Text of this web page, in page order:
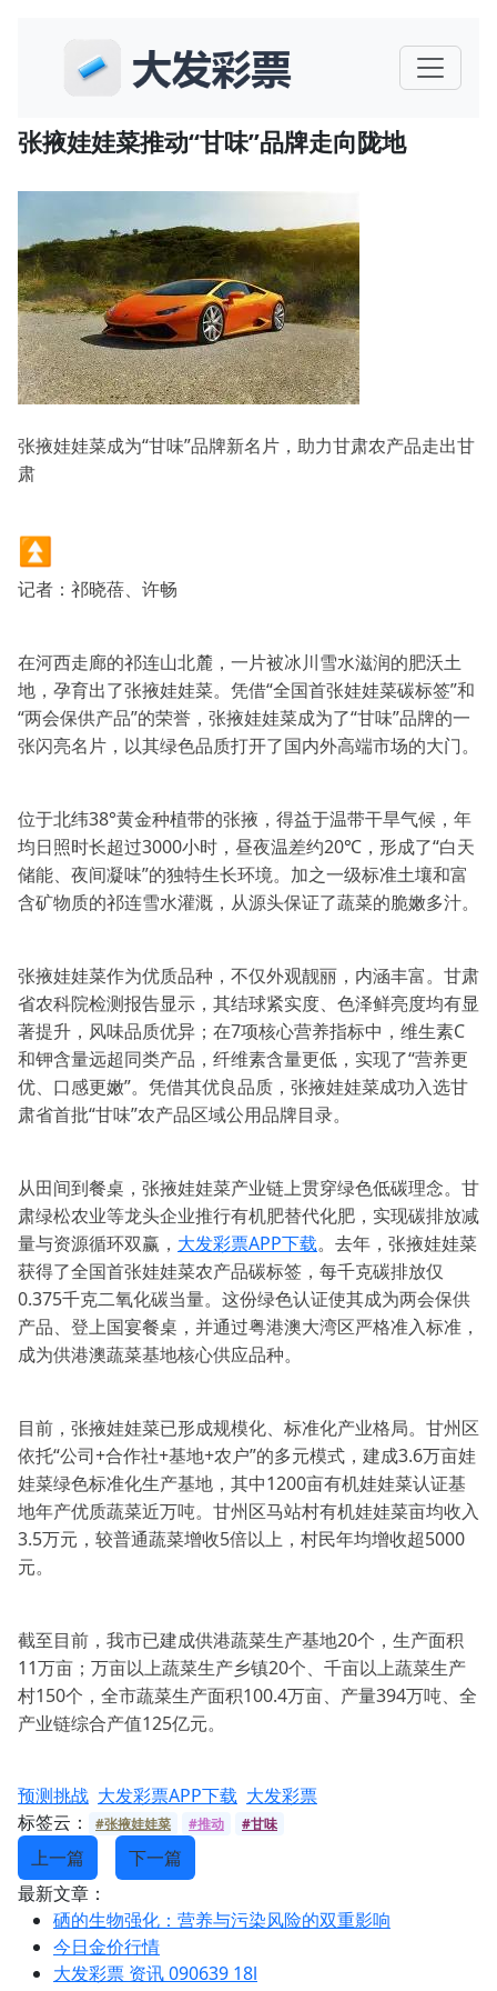
张掖娃娃菜推动“甘味”品牌走向陇地
张掖娃娃菜成为“甘味”品牌新名片，助力甘肃农产品走出甘
肃
⏫
记者：祁晓蓓、许畅
在河西走廊的祁连山北麓，一片被冰川雪水滋润的肥沃土
地，孕育出了张掖娃娃菜。凭借“全国首张娃娃菜碳标签”和
“两会保供产品”的荣誉，张掖娃娃菜成为了“甘味”品牌的一
张闪亮名片，以其绿色品质打开了国内外高端市场的大门。
位于北纬38°黄金种植带的张掖，得益于温带干旱气候，年
均日照时长超过3000小时，昼夜温差约20℃，形成了“白天
储能、夜间凝味”的独特生长环境。加之一级标准土壤和富
含矿物质的祁连雪水灌溉，从源头保证了蔬菜的脆嫩多汁。
张掖娃娃菜作为优质品种，不仅外观靓丽，内涵丰富。甘肃
省农科院检测报告显示，其结球紧实度、色泽鲜亮度均有显
著提升，风味品质优异；在7项核心营养指标中，维生素C
和钾含量远超同类产品，纤维素含量更低，实现了“营养更
优、口感更嫩”。凭借其优良品质，张掖娃娃菜成功入选甘
肃省首批“甘味”农产品区域公用品牌目录。
从田间到餐桌，张掖娃娃菜产业链上贯穿绿色低碳理念。甘
肃绿松农业等龙头企业推行有机肥替代化肥，实现碳排放减
量与资源循环双赢， 大发彩票APP下载。去年，张掖娃娃菜
获得了全国首张娃娃菜农产品碳标签，每千克碳排放仅
0.375千克二氧化碳当量。这份绿色认证使其成为两会保供
产品、登上国宴餐桌，并通过粤港澳大湾区严格准入标准，
成为供港澳蔬菜基地核心供应品种。
目前，张掖娃娃菜已形成规模化、标准化产业格局。甘州区
依托“公司+合作社+基地+农户”的多元模式，建成3.6万亩娃
娃菜绿色标准化生产基地，其中1200亩有机娃娃菜认证基
地年产优质蔬菜近万吨。甘州区马站村有机娃娃菜亩均收入
3.5万元，较普通蔬菜增收5倍以上，村民年均增收超5000
元。
截至目前，我市已建成供港蔬菜生产基地20个，生产面积
11万亩；万亩以上蔬菜生产乡镇20个、千亩以上蔬菜生产
村150个，全市蔬菜生产面积100.4万亩、产量394万吨、全
产业链综合产值125亿元。
预测挑战 大发彩票APP下载 大发彩票
标签云：
#张掖娃娃菜 #推动 #甘味
上一篇
下一篇
最新文章：
硒的生物强化：营养与污染风险的双重影响
今日金价行情
大发彩票 资讯 090639 18l